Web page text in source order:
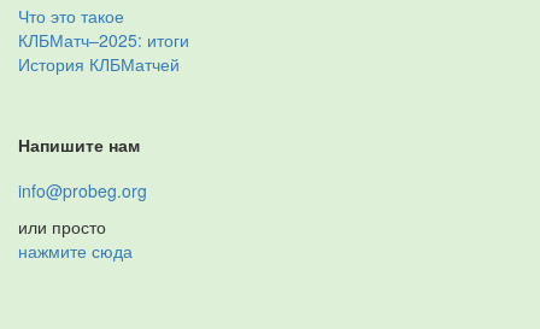
Что это такое
КЛБМатч–2025: итоги
История КЛБМатчей
Напишите нам
info@probeg.org
или просто
нажмите сюда